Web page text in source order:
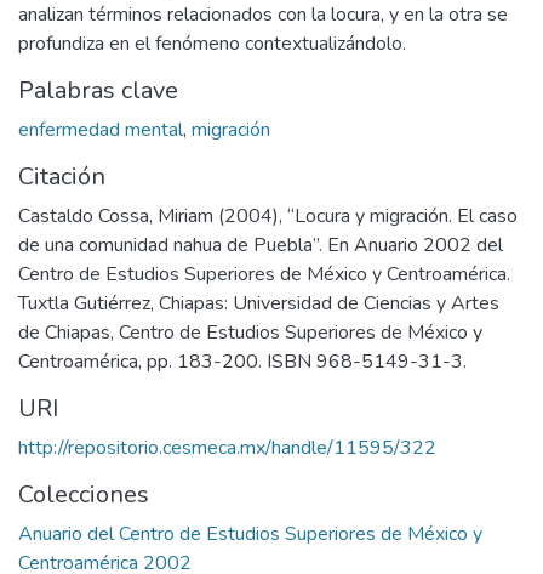
analizan términos relacionados con la locura, y en la otra se
profundiza en el fenómeno contextualizándolo.
Palabras clave
enfermedad mental, migración
Citación
Castaldo Cossa, Miriam (2004), “Locura y migración. El caso
de una comunidad nahua de Puebla”. En Anuario 2002 del
Centro de Estudios Superiores de México y Centroamérica.
Tuxtla Gutiérrez, Chiapas: Universidad de Ciencias y Artes
de Chiapas, Centro de Estudios Superiores de México y
Centroamérica, pp. 183-200. ISBN 968-5149-31-3.
URI
http://repositorio.cesmeca.mx/handle/11595/322
Colecciones
Anuario del Centro de Estudios Superiores de México y
Centroamérica 2002